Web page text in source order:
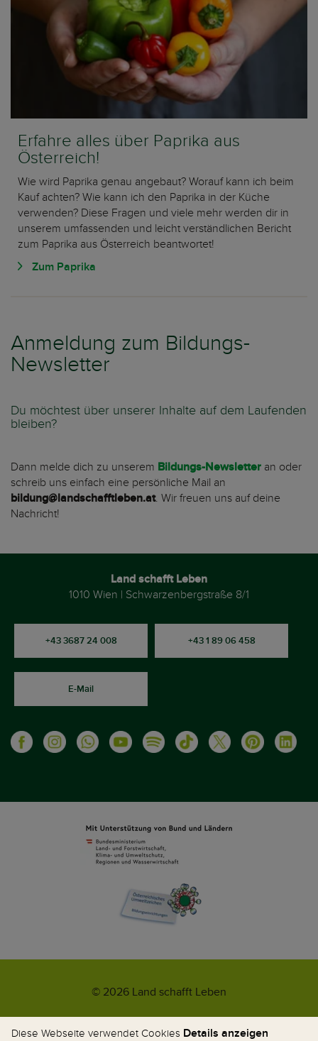
Erfahre alles über Paprika aus
Österreich!
Wie wird Paprika genau angebaut? Worauf kann ich beim
Kauf achten? Wie kann ich den Paprika in der Küche
verwenden? Diese Fragen und viele mehr werden dir in
unserem umfassenden und leicht verständlichen Bericht
zum Paprika aus Österreich beantwortet!
Zum Paprika
Anmeldung zum Bildungs-
Newsletter
Du möchtest über unserer Inhalte auf dem Laufenden
bleiben?
Dann melde dich zu unserem Bildungs-Newsletter an oder
schreib uns einfach eine persönliche Mail an
bildung@landschafftleben.at. Wir freuen uns auf deine
Nachricht!
Land schafft Leben
1010 Wien | Schwarzenbergstraße 8/1
+43 3687 24 008 +43 1 89 06 458
E-Mail
© 2026 Land schafft Leben
Impressum AGB Kontakt Datenschutz
Umweltzeichen
WhatsApp-News
Diese Webseite verwendet Cookies Details anzeigen